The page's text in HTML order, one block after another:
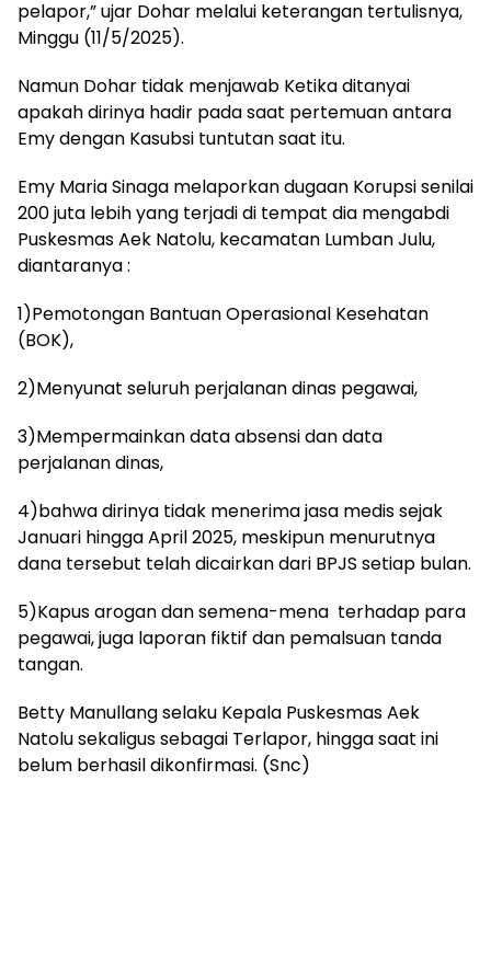
pelapor,” ujar Dohar melalui keterangan tertulisnya,
Minggu (11/5/2025).
Namun Dohar tidak menjawab Ketika ditanyai
apakah dirinya hadir pada saat pertemuan antara
Emy dengan Kasubsi tuntutan saat itu.
Emy Maria Sinaga melaporkan dugaan Korupsi senilai
200 juta lebih yang terjadi di tempat dia mengabdi
Puskesmas Aek Natolu, kecamatan Lumban Julu,
diantaranya :
1)Pemotongan Bantuan Operasional Kesehatan
(BOK),
2)Menyunat seluruh perjalanan dinas pegawai,
3)Mempermainkan data absensi dan data
perjalanan dinas,
4)bahwa dirinya tidak menerima jasa medis sejak
Januari hingga April 2025, meskipun menurutnya
dana tersebut telah dicairkan dari BPJS setiap bulan.
5)Kapus arogan dan semena-mena terhadap para
pegawai, juga laporan fiktif dan pemalsuan tanda
tangan.
Betty Manullang selaku Kepala Puskesmas Aek
Natolu sekaligus sebagai Terlapor, hingga saat ini
belum berhasil dikonfirmasi. (Snc)